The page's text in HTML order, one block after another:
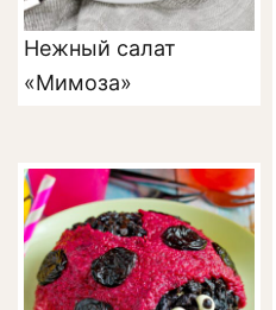
Нежный салат
«Мимоза»